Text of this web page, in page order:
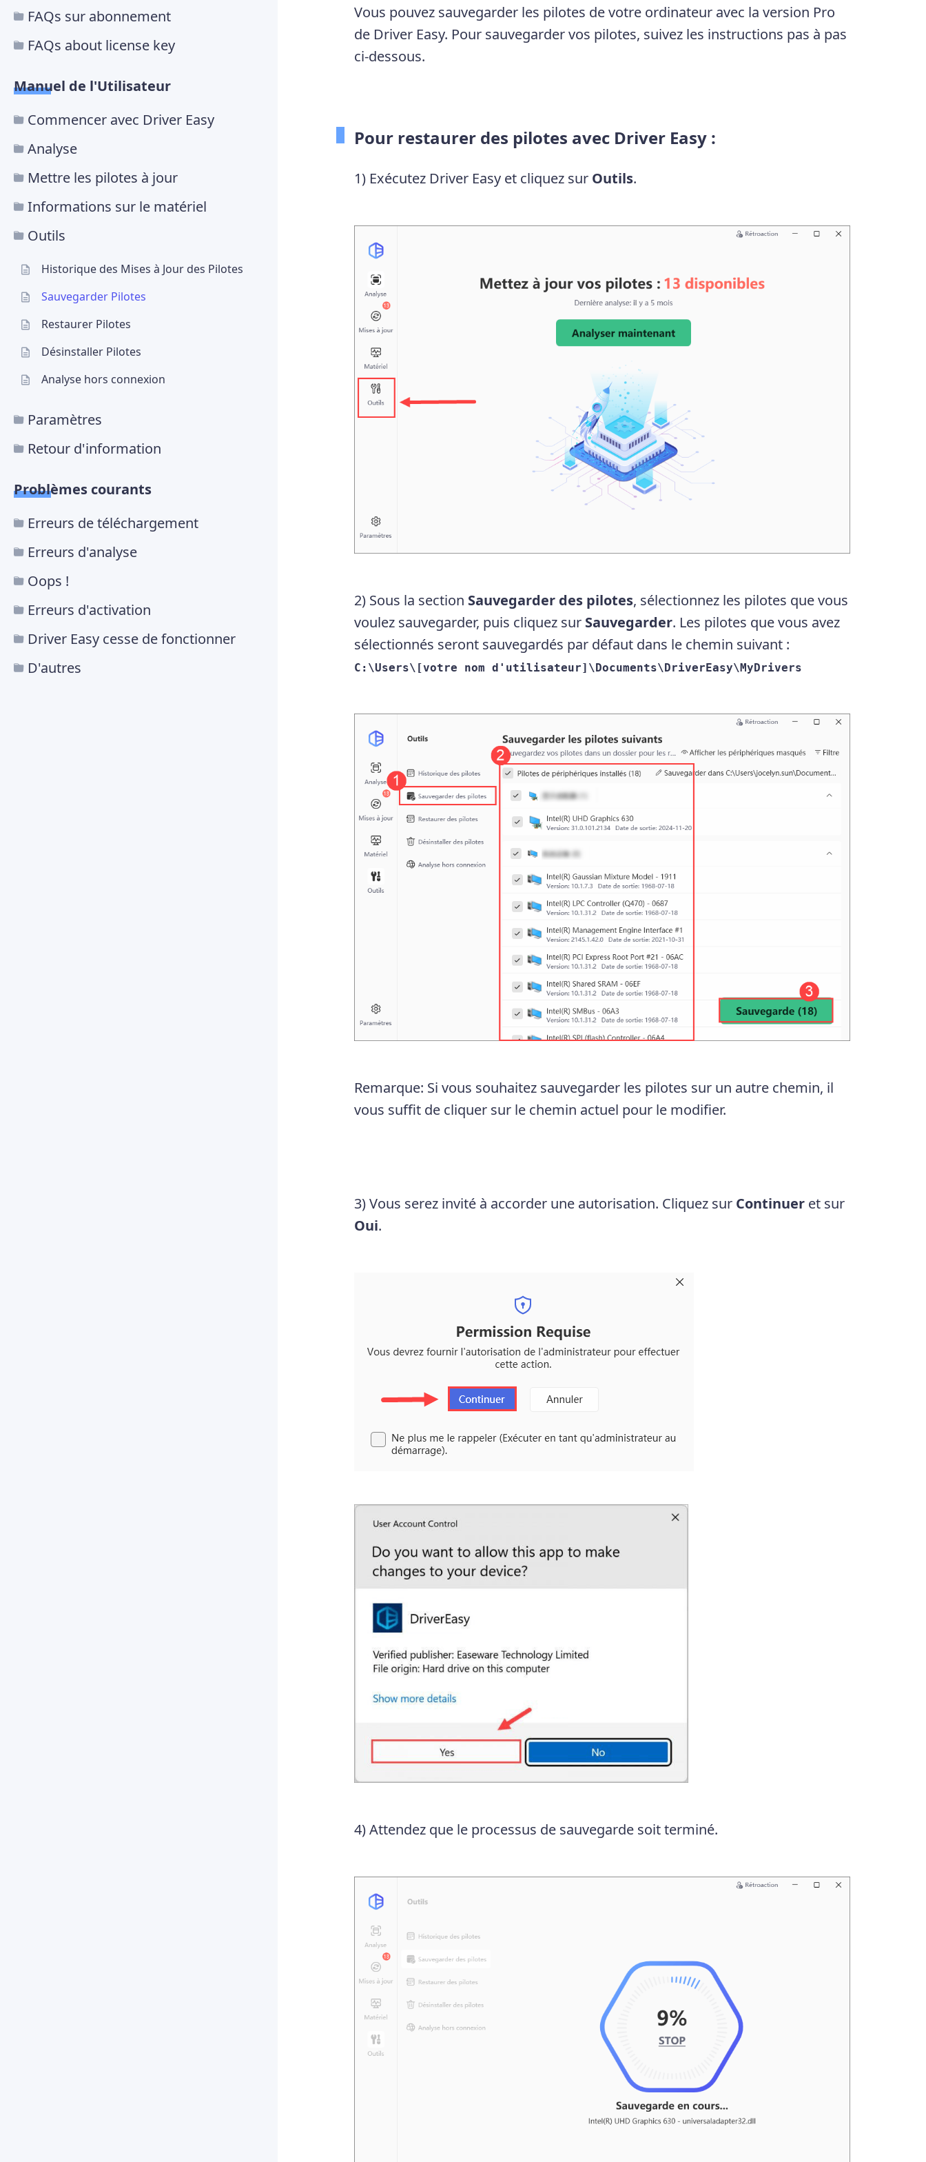
FAQs sur abonnement
FAQs about license key
Manuel de l'Utilisateur
Commencer avec Driver Easy
Analyse
Mettre les pilotes à jour
Informations sur le matériel
Outils
Historique des Mises à Jour des Pilotes
Sauvegarder Pilotes
Restaurer Pilotes
Désinstaller Pilotes
Analyse hors connexion
Paramètres
Retour d'information
Problèmes courants
Erreurs de téléchargement
Erreurs d'analyse
Oops !
Erreurs d'activation
Driver Easy cesse de fonctionner
D'autres
Vous pouvez sauvegarder les pilotes de votre ordinateur avec la version Pro
de Driver Easy. Pour sauvegarder vos pilotes, suivez les instructions pas à pas
ci-dessous.
Pour restaurer des pilotes avec Driver Easy :
1) Exécutez Driver Easy et cliquez sur Outils.
2) Sous la section Sauvegarder des pilotes, sélectionnez les pilotes que vous
voulez sauvegarder, puis cliquez sur Sauvegarder. Les pilotes que vous avez
sélectionnés seront sauvegardés par défaut dans le chemin suivant :
C:\Users\[votre nom d'utilisateur]\Documents\DriverEasy\MyDrivers
Remarque: Si vous souhaitez sauvegarder les pilotes sur un autre chemin, il
vous suffit de cliquer sur le chemin actuel pour le modifier.
3) Vous serez invité à accorder une autorisation. Cliquez sur Continueret sur
Oui.
4) Attendez que le processus de sauvegarde soit terminé.